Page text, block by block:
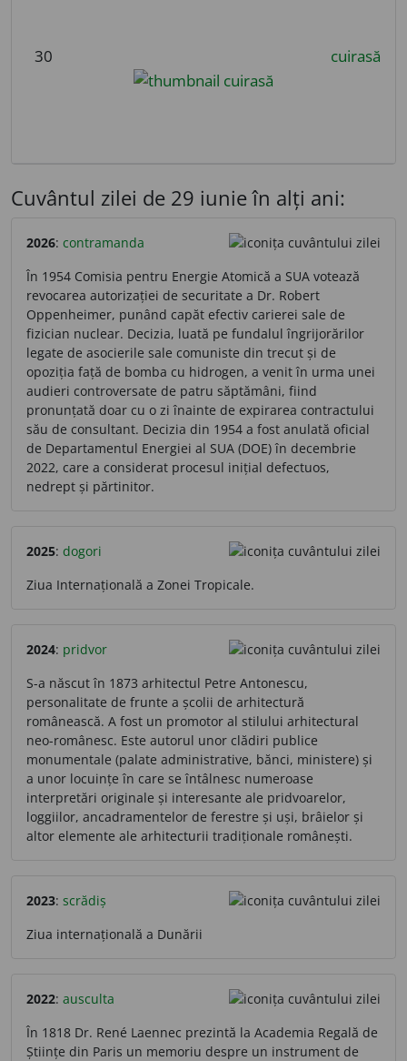
30 cuirasă
Cuvântul zilei de 29 iunie în alți ani:
2026: contramanda
În 1954 Comisia pentru Energie Atomică a SUA votează
revocarea autorizației de securitate a Dr. Robert
Oppenheimer, punând capăt efectiv carierei sale de
fizician nuclear. Decizia, luată pe fundalul îngrijorărilor
legate de asocierile sale comuniste din trecut și de
opoziția față de bomba cu hidrogen, a venit în urma unei
audieri controversate de patru săptămâni, fiind
pronunțată doar cu o zi înainte de expirarea contractului
său de consultant. Decizia din 1954 a fost anulată oficial
de Departamentul Energiei al SUA (DOE) în decembrie
2022, care a considerat procesul inițial defectuos,
nedrept și părtinitor.
2025: dogori
Ziua Internațională a Zonei Tropicale.
2024: pridvor
S-a născut în 1873 arhitectul Petre Antonescu,
personalitate de frunte a școlii de arhitectură
românească. A fost un promotor al stilului arhitectural
neo-românesc. Este autorul unor clădiri publice
monumentale (palate administrative, bănci, ministere) și
a unor locuințe în care se întâlnesc numeroase
interpretări originale și interesante ale pridvoarelor,
loggiilor, ancadramentelor de ferestre și uși, brâielor și
altor elemente ale arhitecturii tradiționale românești.
2023: scrădiș
Ziua internațională a Dunării
2022: ausculta
În 1818 Dr. René Laennec prezintă la Academia Regală de
Științe din Paris un memoriu despre un instrument de